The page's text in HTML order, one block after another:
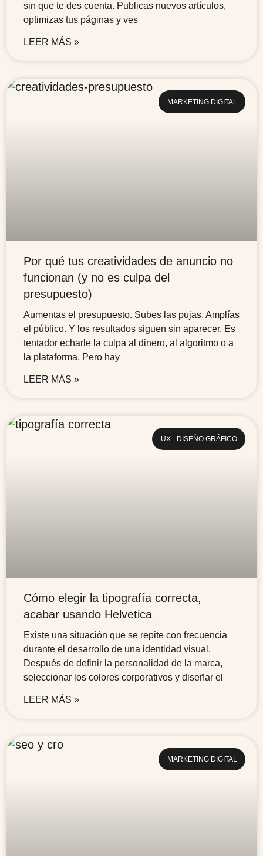
sin que te des cuenta. Publicas nuevos artículos,
optimizas tus páginas y ves
LEER MÁS »
MARKETING DIGITAL
Por qué tus creatividades de anuncio no
funcionan (y no es culpa del
presupuesto)
Aumentas el presupuesto. Subes las pujas. Amplías
el público. Y los resultados siguen sin aparecer. Es
tentador echarle la culpa al dinero, al algoritmo o a
la plataforma. Pero hay
LEER MÁS »
UX - DISEÑO GRÁFICO
Cómo elegir la tipografía correcta,
acabar usando Helvetica
Existe una situación que se repite con frecuencia
durante el desarrollo de una identidad visual.
Después de definir la personalidad de la marca,
seleccionar los colores corporativos y diseñar el
LEER MÁS »
MARKETING DIGITAL